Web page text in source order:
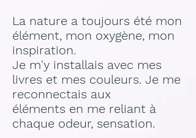
La nature a toujours été mon
élément, mon oxygène, mon
inspiration.
Je m'y installais avec mes
livres et mes couleurs. Je me
reconnectais aux
éléments en me reliant à
chaque odeur, sensation.